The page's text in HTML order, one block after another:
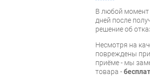
В любой момент
дней после
решение об
Несмотря на
повреждены
приёме - мы
товара -